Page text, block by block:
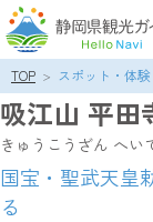
パ
ン
ク
ズ
リ
ス
TOP スポット・体験
吸江山 平田
きゅうこうざん へい
国宝・聖武天皇
る